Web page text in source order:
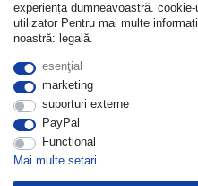
experiența dumneavoastră.
utilizator Pentru mai multe
noastră: legală.
esenţial
marketing
suporturi externe
PayPal
Functional
Mai multe setari
a lua